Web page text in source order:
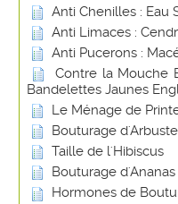
Anti Chenilles : Eau
Anti Limaces :
Anti Pucerons :
Contre la Mouche
Bandelettes Jaunes
Le Ménage de
Bouturage
Taille de l'Hibiscus
Bouturage d'Ananas
Hormones de